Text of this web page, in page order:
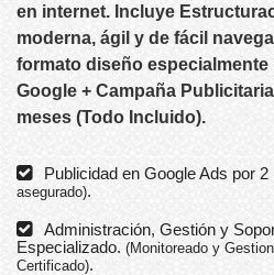
en internet. Incluye
moderna, ágil y de fácil
formato diseño
Google + Campaña
meses (Todo Incluido).
Publicidad en Google Ads por 2
asegurado).
Administración, Gestión y
Especializado. (Monitoreado y
Certificado).